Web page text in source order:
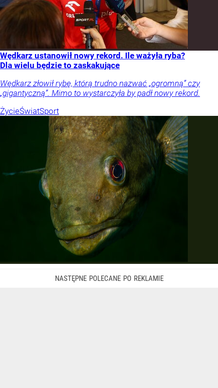
Wędkarz ustanowił nowy rekord. Ile ważyła ryba?
Dla wielu będzie to zaskakujące
Wędkarz złowił rybę, którą trudno nazwać „ogromną” czy
„gigantyczną”. Mimo to wystarczyła by padł nowy rekord.
ŻycieŚwiatSport